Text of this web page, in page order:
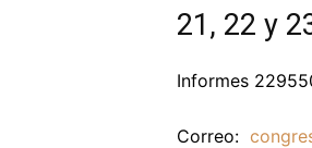
21, 22 y
Informes
Correo: